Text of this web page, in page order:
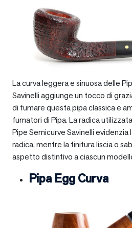
La curva leggera e sinuosa delle
Savinelli aggiunge un tocco di
di fumare questa pipa classica e
fumatori di Pipa. La radica
Pipe Semicurve Savinelli
radica, mentre la finitura liscia o
aspetto distintivo a ciascun
Pipa Egg Curva